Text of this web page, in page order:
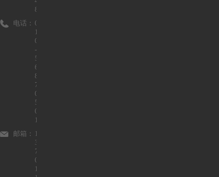
8
电话： 0
1
0
-
5
6
8
7
0
5
0
1
邮箱：
1
3
7
0
1